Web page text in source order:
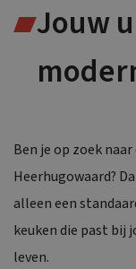
Jouw
Ben je op zoek
Heerhugowaard?
alleen een
keuken die past bij
leven.